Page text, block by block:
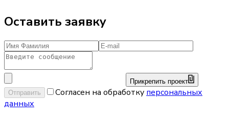
Оставить заявку
Прикрепить проект
Отправить
Согласен на обработку персональных
данных